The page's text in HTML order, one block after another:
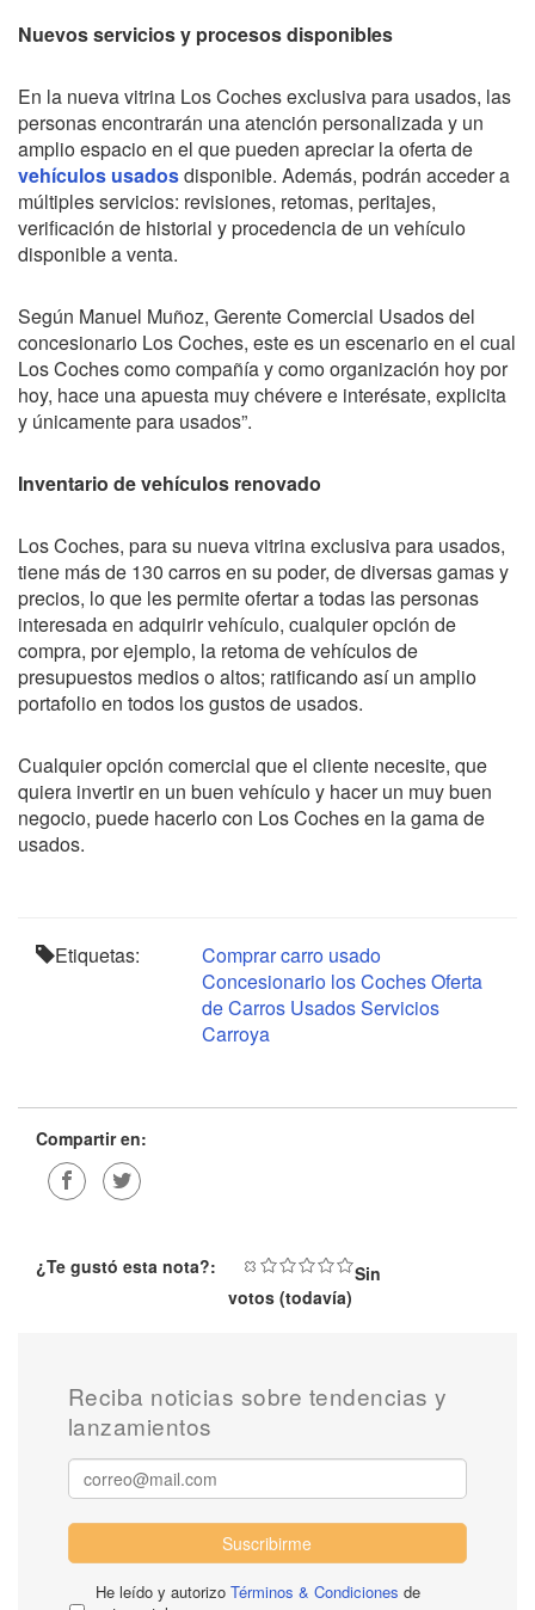
Nuevos servicios y procesos disponibles
En la nueva vitrina Los Coches exclusiva para usados, las
personas encontrarán una atención personalizada y un
amplio espacio en el que pueden apreciar la oferta de
vehículos usadosdisponible. Además, podrán acceder a
múltiples servicios: revisiones, retomas, peritajes,
verificación de historial y procedencia de un vehículo
disponible a venta.
Según Manuel Muñoz, Gerente Comercial Usados del
concesionario Los Coches, este es un escenario en el cual
Los Coches como compañía y como organización hoy por
hoy, hace una apuesta muy chévere e interésate, explicita
y únicamente para usados”.
Inventario de vehículos renovado
Los Coches, para su nueva vitrina exclusiva para usados,
tiene más de 130 carros en su poder, de diversas gamas y
precios, lo que les permite ofertar a todas las personas
interesada en adquirir vehículo, cualquier opción de
compra, por ejemplo, la retoma de vehículos de
presupuestos medios o altos; ratificando así un amplio
portafolio en todos los gustos de usados.
Cualquier opción comercial que el cliente necesite, que
quiera invertir en un buen vehículo y hacer un muy buen
negocio, puede hacerlo con Los Coches en la gama de
usados.
Etiquetas:
Comprar carro usado
Concesionario los CochesOferta
de Carros UsadosServicios
Carroya
Compartir en:
¿Te gustó esta nota?:
Sin
votos (todavía)
Reciba noticias sobre tendencias y
lanzamientos
Suscribirme
He leído y autorizo Términos & Condiciones de